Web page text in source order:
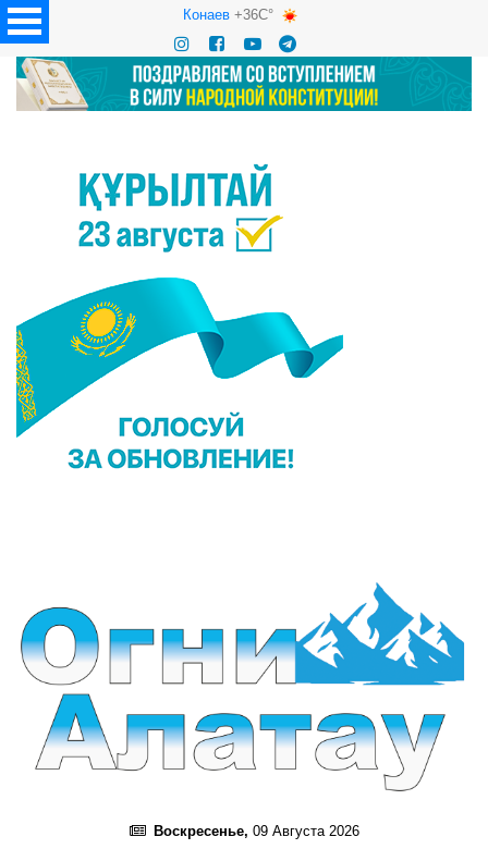
Конаев+36C°
Воскресенье, 09 Августа 2026